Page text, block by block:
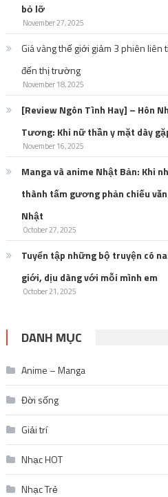
bỏ lỡ
November 27, 2025
Giá vàng thế giới giảm 3 phiên liên
đến thị trường
November 18, 2025
[Review Ngôn Tình Hay] – Hôn
Tương: Khi nữ thần y mặt dày
November 16, 2025
Manga và anime Nhật Bản: Khi
thành tấm gương phản chiếu
Nhật
October 27, 2025
Tuyển tập những bộ truyện có
giới, dịu dàng với mỗi mình em
October 21, 2025
DANH MỤC
Anime – Manga
Đời sống
Giải trí
Nhạc HOT
Nhạc Trẻ